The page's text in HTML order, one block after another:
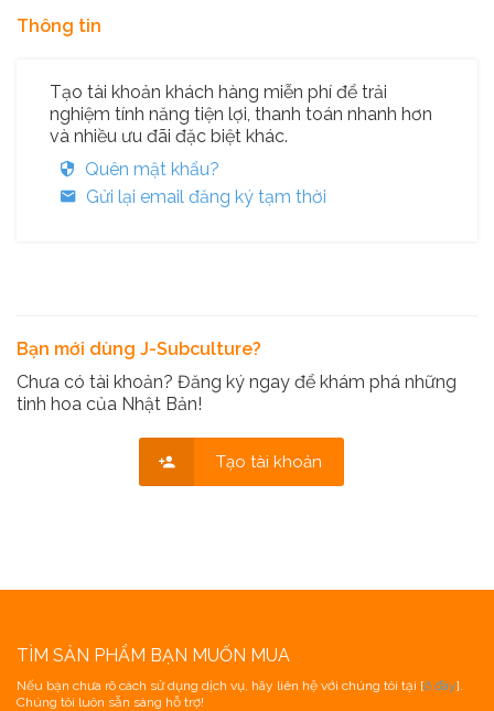
Thông tin
Tạo tài khoản khách hàng miễn phí để trải
nghiệm tính năng tiện lợi, thanh toán nhanh hơn
và nhiều ưu đãi đặc biệt khác.
Quên mật khẩu?
Gửi lại email đăng ký tạm thời
Bạn mới dùng J-Subculture?
Chưa có tài khoản? Đăng ký ngay để khám phá những
tinh hoa của Nhật Bản!
Tạo tài khoản
TÌM SẢN PHẨM BẠN MUỐN MUA
Nếu bạn chưa rõ cách sử dụng dịch vụ, hãy liên hệ với chúng tôi tại [ở đây].
Chúng tôi luôn sẵn sàng hỗ trợ!